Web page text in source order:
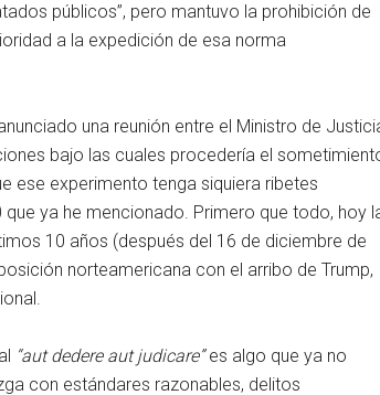
públicos”, pero mantuvo la prohibición de
a la expedición de esa norma
una reunión entre el Ministro de
bajo las cuales procedería el
ese experimento tenga siquiera ribetes
ya he mencionado. Primero que todo, hoy
10 años (después del 16 de diciembre de
norteamericana con el arribo de Trump,
“aut dedere aut judicare”es algo que ya no
con estándares razonables, delitos